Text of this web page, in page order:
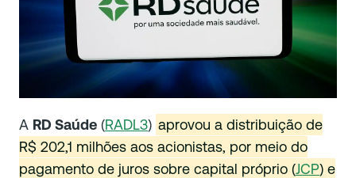
A RD Saúde (RADL3) aprovou a distribuição de
R$ 202,1 milhões aos acionistas, por meio do
pagamento de juros sobre capital próprio (JCP) e